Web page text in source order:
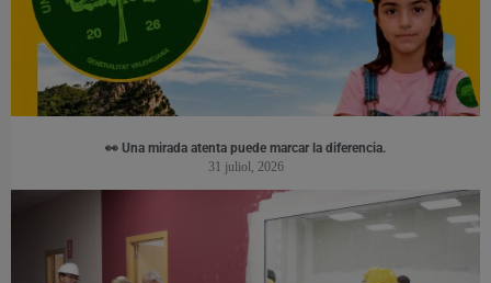
👀 Una mirada atenta puede marcar la diferencia.
31 juliol, 2026